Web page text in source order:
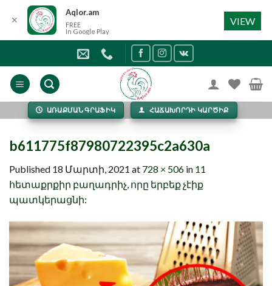
content
ԱՌԱՔՄԱՆ ԳՐԱՖԻԿ ՀԱՃԱԽՈՐԴԻ ԿԱՐԾԻՔ
b611775f87980722395c2a630a
Published 18 Մարտի, 2021 at 728 × 506 in 11
հետաքրքիր բաղադրիչ, որը երբեք չէիք
պատկերացնի:
✕
Aqlor.am
FREE
In Google Play
VIEW